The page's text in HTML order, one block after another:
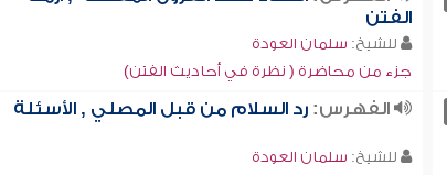
الفتن
للشيخ: سلمان العودة
جزء من محاضرة ( نظرة في أحاديث الفتن)
الفهرس: رد السلام من قبل المصلي , الأسئلة
للشيخ: سلمان العودة